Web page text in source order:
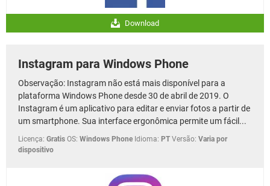
Download
Instagram para Windows Phone
Observação: Instagram não está mais disponível para a
plataforma Windows Phone desde 30 de abril de 2019. O
Instagram é um aplicativo para editar e enviar fotos a partir de
um smartphone. Sua interface ergonômica permite um fácil...
Licença: Gratis OS: Windows Phone Idioma: PT Versão: Varia por
dispositivo